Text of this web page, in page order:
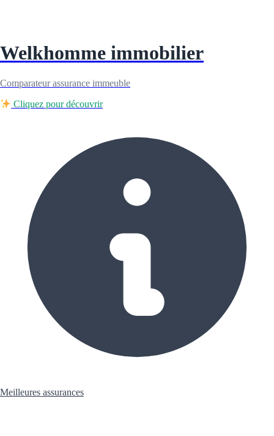
Welkhomme immobilier
Comparateur assurance immeuble
Cliquez pour découvrir
Meilleures assurances